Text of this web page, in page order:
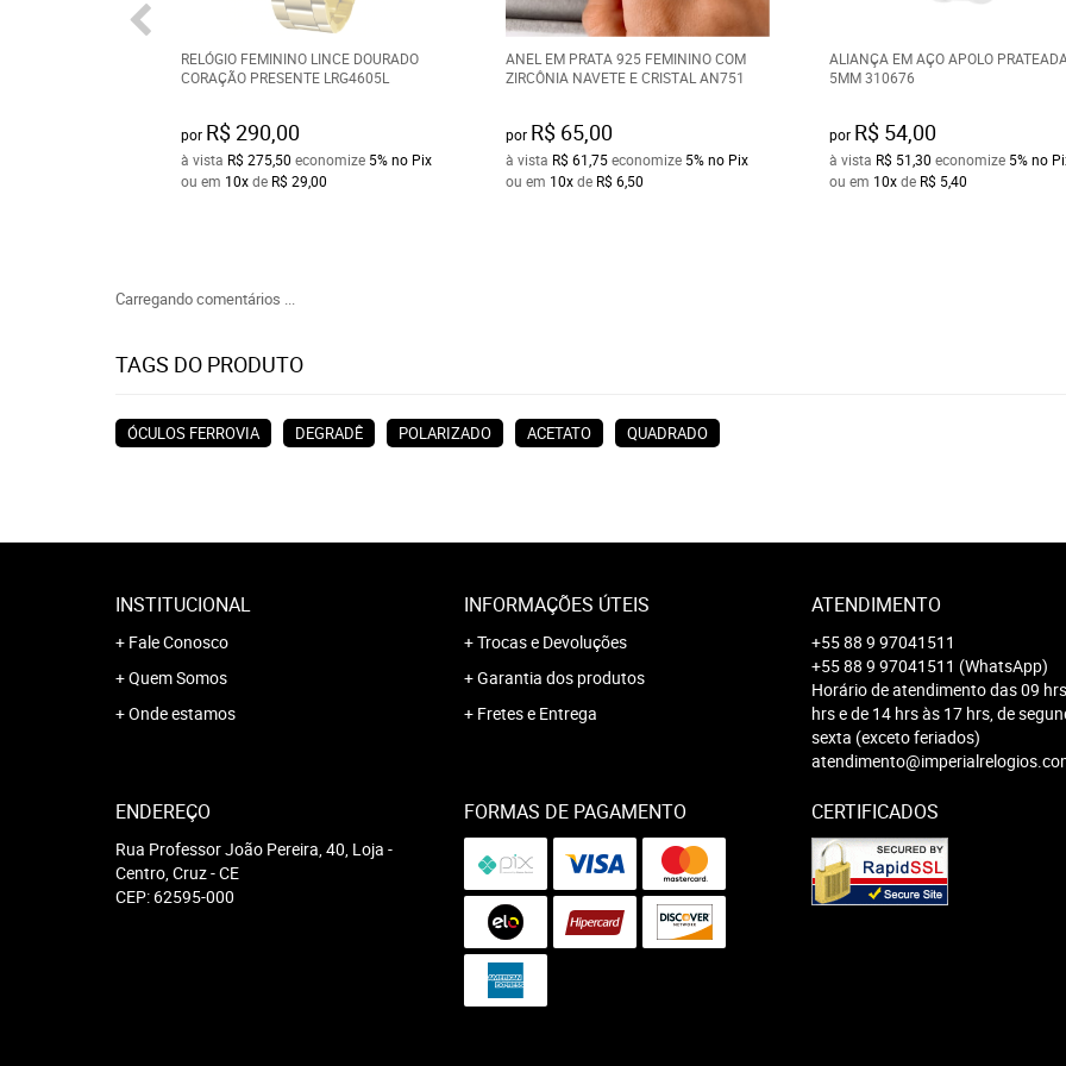
RELÓGIO FEMININO LINCE DOURADO
CORAÇÃO PRESENTE LRG4605L
por R$ 290,00
à vista R$ 275,50 economize 5%no Pix
ou em 10xde R$ 29,00
ANEL EM PRATA 925 FEMININO COM
ZIRCÔNIA NAVETE E CRISTAL AN751
por R$ 65,00
à vista R$ 61,75economize 5% no Pix
ou em 10xde R$ 6,50
ALIANÇA EM AÇO APOLO
5MM 310676
por R$ 54,00
à vista R$ 51,30 economize 5%no
ou em 10xde R$ 5,40
Carregando comentários ...
TAGS DO PRODUTO
ÓCULOS FERROVIA DEGRADÊ POLARIZADO ACETATO QUADRADO
INSTITUCIONAL
Fale Conosco
Quem Somos
Onde estamos
INFORMAÇÕES ÚTEIS
Trocas e Devoluções
Garantia dos produtos
Fretes e Entrega
ATENDIMENTO
+55 88 9 97041511
+55 88 9 97041511 (WhatsApp)
Horário de atendimento das 09
hrs e de 14 hrs às 17 hrs, de
sexta (exceto feriados)
ENDEREÇO
Rua Professor João Pereira, 40, Loja -
Centro, Cruz-CE
CEP: 62595-000
FORMAS DE PAGAMENTO CERTIFICADOS